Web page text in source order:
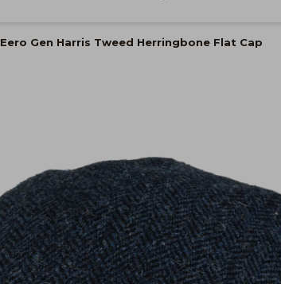
Eero Gen Harris Tweed Herringbone Flat Cap